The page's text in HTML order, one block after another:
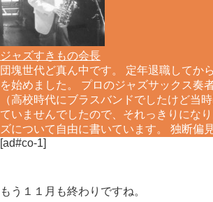
ジャズすきもの会長
団塊世代ど真ん中です。 定年退職してか
を始めました。 プロのジャズサックス奏
（高校時代にブラスバンドでしたけど当
ていませんでしたので、それっきりにな
ズについて自由に書いています。 独断偏
[ad#co-1]
もう１１月も終わりですね。